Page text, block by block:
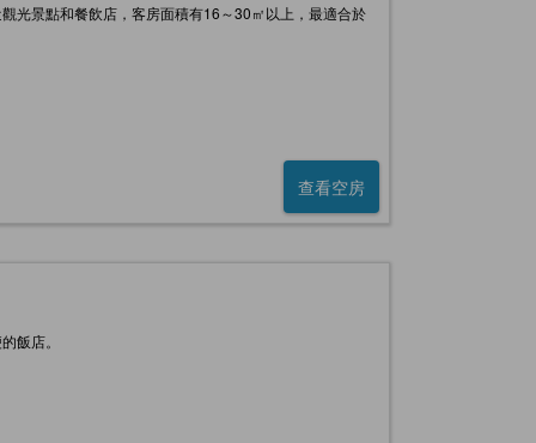
光景點和餐飲店，客房面積有16～30㎡以上，最適合於
查看空房
飯店。